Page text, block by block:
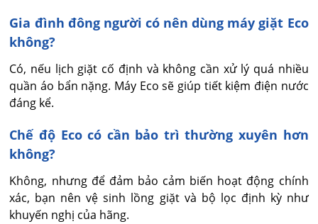
Gia đình đông người có nên dùng máy giặt Eco
không?
Có, nếu lịch giặt cố định và không cần xử lý quá nhiều
quần áo bẩn nặng. Máy Eco sẽ giúp tiết kiệm điện nước
đáng kể.
Chế độ Eco có cần bảo trì thường xuyên hơn
không?
Không, nhưng để đảm bảo cảm biến hoạt động chính
xác, bạn nên vệ sinh lồng giặt và bộ lọc định kỳ như
khuyến nghị của hãng.